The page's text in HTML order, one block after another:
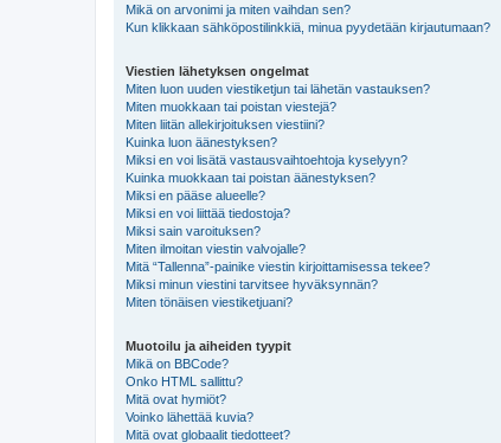
Mikä on arvonimi ja miten vaihdan sen?
Kun klikkaan sähköpostilinkkiä, minua pyydetään kirjautumaan?
Viestien lähetyksen ongelmat
Miten luon uuden viestiketjun tai lähetän vastauksen?
Miten muokkaan tai poistan viestejä?
Miten liitän allekirjoituksen viestiini?
Kuinka luon äänestyksen?
Miksi en voi lisätä vastausvaihtoehtoja kyselyyn?
Kuinka muokkaan tai poistan äänestyksen?
Miksi en pääse alueelle?
Miksi en voi liittää tiedostoja?
Miksi sain varoituksen?
Miten ilmoitan viestin valvojalle?
Mitä “Tallenna”-painike viestin kirjoittamisessa tekee?
Miksi minun viestini tarvitsee hyväksynnän?
Miten tönäisen viestiketjuani?
Muotoilu ja aiheiden tyypit
Mikä on BBCode?
Onko HTML sallittu?
Mitä ovat hymiöt?
Voinko lähettää kuvia?
Mitä ovat globaalit tiedotteet?